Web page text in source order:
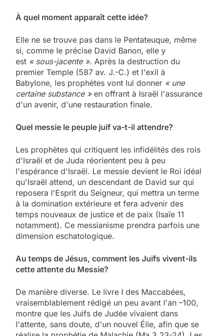
À quel moment apparaît cette idée?
Elle ne se trouve pas dans le Pentateuque, même
si, comme le précise David Banon, elle y
est « sous-jacente ». Après la destruction du
premier Temple (587 av. J.-C.) et l'exil à
Babylone, les prophètes vont lui donner « une
certaine substance »en offrant à Israël l'assurance
d'un avenir, d'une restauration finale.
Quel messie le peuple juif va-t-il attendre?
Les prophètes qui critiquent les infidélités des rois
d'Israël et de Juda réorientent peu à peu
l'espérance d'Israël. Le messie devient le Roi idéal
qu'Israël attend, un descendant de David sur qui
reposera l'Esprit du Seigneur, qui mettra un terme
à la domination extérieure et fera advenir des
temps nouveaux de justice et de paix (Isaïe 11
notamment). Ce messianisme prendra parfois une
dimension eschatologique.
Au temps de Jésus, comment les Juifs vivent-ils
cette attente du Messie?
De manière diverse. Le livre I des Maccabées,
vraisemblablement rédigé un peu avant l'an –100,
montre que les Juifs de Judée vivaient dans
l'attente, sans doute, d'un nouvel Élie, afin que se